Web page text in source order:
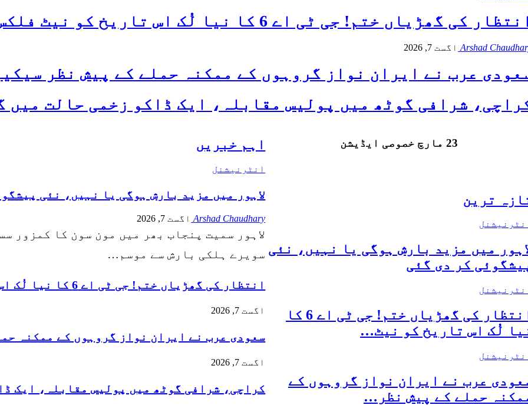
کی گھڑیاں ختم! جی ٹی اے 6 کا نیا لُک اس تاریخ کو نیٹ فلکس پر ریلیز ہو گا
Arshad اگست 7, 2026
عرب نے ایران نواز گروہوں کے ممکنہ حملے کے پیش نظر
شرافی گوٹھ میں پولیس مقابلہ، ایک ڈاکو زخمی حالت میں
اہم خبریں
انٹرنیشنل
لاہور میں مزید بارش ہوگی یا نہیں، نئی
Arshad Chaudhary اگست 7, 2026
لاہور سمیت پنجاب بھر میں مون سون کا کمزور
سویرے ہلکی بارش سے موسم…
انتظار کی گھڑیاں ختم! جی ٹی اے 6 کا نیا لُک اس تاریخ کو نیٹ…
اگست 7, 2026
سعودی عرب نے ایران نواز گروہوں کے ممکنہ
اگست 7, 2026
کراچی، شرافی گوٹھ میں پولیس مقابلہ، ایک
23 مارچ خصوصی ایڈیشن
ترین
میں مزید بارش ہوگی یا نہیں، نئی
کر دی گئی
انتظار کی گھڑیاں ختم! جی ٹی اے 6 کا
لُک اس تاریخ کو نیٹ…
عرب نے ایران نواز گروہوں کے
حملے کے پیش نظر…